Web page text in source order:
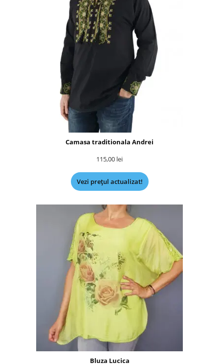
Camasa traditionala Andrei
115,00 lei
Vezi prețul actualizat!
Bluza Lucica